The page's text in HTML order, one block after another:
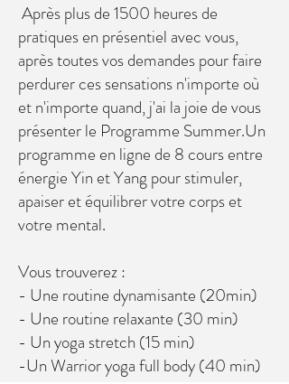
Après plus de 1500 heures de
pratiques en présentiel avec vous,
après toutes vos demandes pour faire
perdurer ces sensations n'importe où
et n'importe quand, j'ai la joie de vous
présenter le Programme Summer.Un
programme en ligne de 8 cours entre
énergie Yin et Yang pour stimuler,
apaiser et équilibrer votre corps et
votre mental.
Vous trouverez :
- Une routine dynamisante (20min)
- Une routine relaxante (30 min)
- Un yoga stretch (15 min)
-Un Warrior yoga full body (40 min)